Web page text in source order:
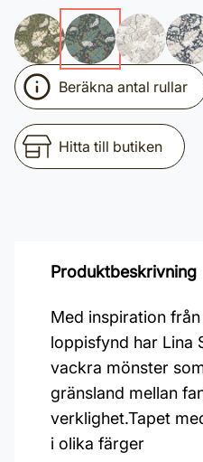
Beräkna antal rullar
Hitta till butiken
Produktbeskrivning
Med inspiration
loppisfynd har Lina
vackra mönster
gränsland mellan
verklighet.Tapet
i olika färger